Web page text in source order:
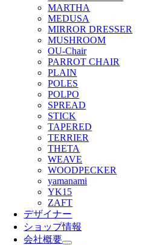
MARTHA
MEDUSA
MIRROR DRESSER
MUSHROOM
OU-Chair
PARROT CHAIR
PLAIN
POLES
POLPO
SPREAD
STICK
TAPERED
TERRIER
THETA
WEAVE
WOODPECKER
yamanami
YK15
ZAFT
デザイナー
ショップ情報
会社概要